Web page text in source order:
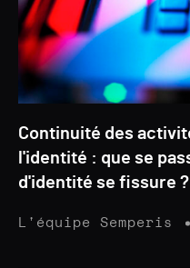
Continuité des
l'identité : que se
d'identité se fissure ?
L'équipe Semperis